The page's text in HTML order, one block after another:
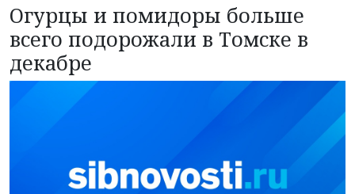
Огурцы и помидоры больше
всего подорожали в Томске в
декабре